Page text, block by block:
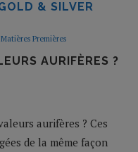
& SILVER
Premières
AURIFÈRES ?
aurifères ? Ces
de la même façon